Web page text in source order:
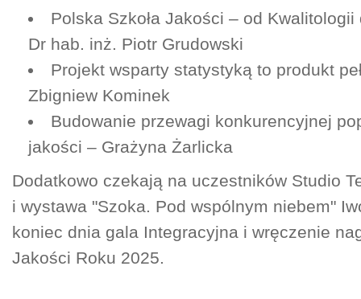
Polska Szkoła Jakości – od
Dr hab. inż. Piotr Grudowski
Projekt wsparty statystyką to produkt
Zbigniew Kominek
Budowanie przewagi konkurencyjnej
jakości – Grażyna Żarlicka
Dodatkowo czekają na uczestników Studio
i wystawa "Szoka. Pod wspólnym niebem"
koniec dnia gala Integracyjna i wręczenie
Jakości Roku 2025.